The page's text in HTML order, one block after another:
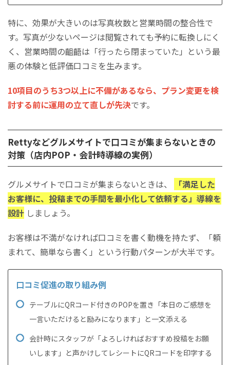
特に、効果が大きいのは写真枚数と営業時間の整合性で
す。写真が少ないページは閲覧されても予約に転換しにく
く、営業時間の齟齬は「行ったら閉まっていた」という最
悪の体験と低評価口コミを生みます。
10項目のうち3つ以上に不備があるなら、プラン変更を検
討する前に運用の立て直しが先決です。
Rettyなどグルメサイトで口コミが集まらないときの
対策（店内POP・会計時導線の実例）
グルメサイトで口コミが集まらないときは、
「満足した
お客様に、投稿までの手間を最小化して依頼する」導線を
設計 しましょう。
お客様は不満がなければ口コミを書く動機を持たず、「頼
まれて、簡単なら書く」という行動パターンが大半です。
テーブルにQRコード付きのPOPを置き「本日のご感想を
一言いただけると励みになります」と一文添える
会計時にスタッフが「よろしければおすすめ投稿をお願
いします」と声かけしてレシートにQRコードを印字する